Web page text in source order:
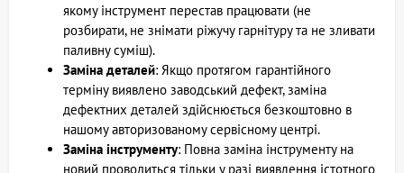
якому інструмент перестав працювати (не
розбирати, не знімати ріжучу гарнітуру та не зливати
паливну суміш).
Заміна деталей: Якщо протягом гарантійного
терміну виявлено заводський дефект, заміна
дефектних деталей здійснюється безкоштовно в
нашому авторизованому сервісному центрі.
Заміна інструменту: Повна заміна інструменту на
новий проводиться тільки у разі виявлення істотного